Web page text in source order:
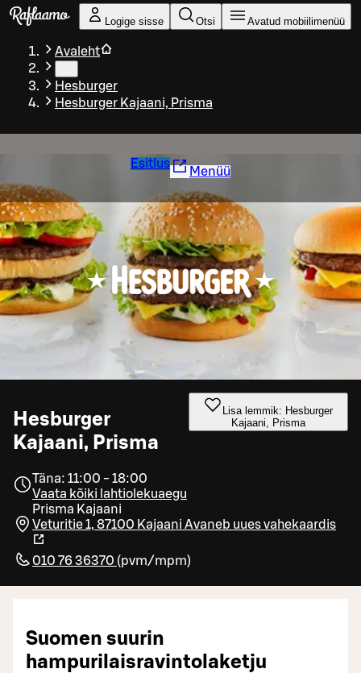
Liigu peamise sisu juurde
Logige sisse Otsi Avatud mobiilimenüü
Avaleht
Hesburger
Hesburger Kajaani, Prisma
Esitlus
Menüü
Hesburger
Kajaani, Prisma
Lisa lemmik: Hesburger
Kajaani, Prisma
Täna: 11:00 - 18:00
Vaata kõiki lahtiolekuaegu
Prisma Kajaani
Veturitie 1, 87100 Kajaani Avaneb uues vahekaardis
010 76 36370 (pvm/mpm)
Suomen suurin
hampurilaisravintolaketju